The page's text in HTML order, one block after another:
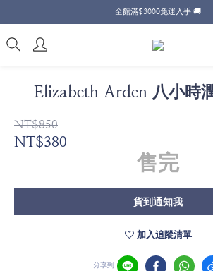
全館滿$3000免運入手 🚚
Elizabeth Arden 八小時
NT$850
NT$380
售完
貨到通知我
加入追蹤清單
分享到